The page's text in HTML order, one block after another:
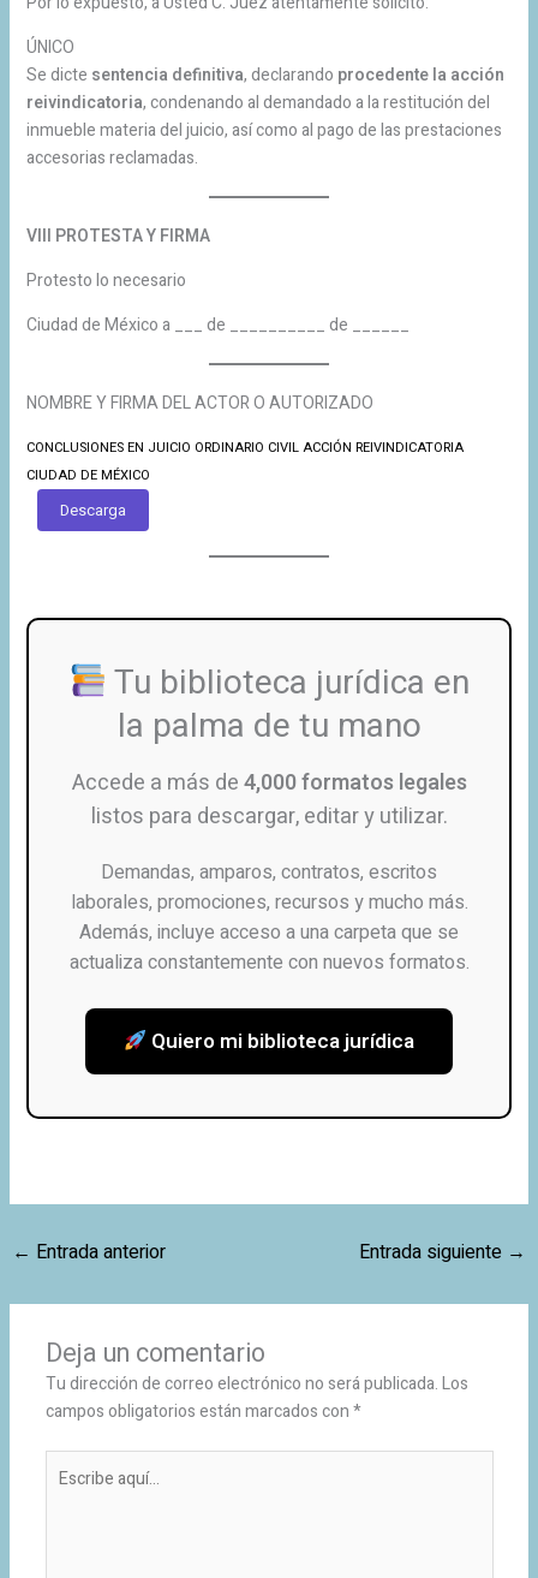
ÚNICO
Se dicte sentencia definitiva, declarando procedente la acción
reivindicatoria, condenando al demandado a la restitución del
inmueble materia del juicio, así como al pago de las prestaciones
accesorias reclamadas.
VIII PROTESTA Y FIRMA
Protesto lo necesario
Ciudad de México a ___ de __________ de ______
NOMBRE Y FIRMA DEL ACTOR O AUTORIZADO
CONCLUSIONES EN JUICIO ORDINARIO CIVIL ACCIÓN REIVINDICATORIA
CIUDAD DE MÉXICO
Descarga
Tu biblioteca jurídica en
la palma de tu mano
Accede a más de4,000 formatos legales
listos para descargar, editar y utilizar.
Demandas, amparos, contratos, escritos
laborales, promociones, recursos y mucho más.
Además, incluye acceso a una carpeta que se
actualiza constantemente con nuevos formatos.
Quiero mi biblioteca jurídica
← Entrada anterior Entrada siguiente →
Deja un comentario
Tu dirección de correo electrónico no será publicada.Los
campos obligatorios están marcados con*
aquí...